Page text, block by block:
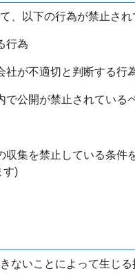
、以下の行為が禁止され
行為
社が不適切と判断する行
公開が禁止されている
集を禁止している条件
す)
ないことによって生じ